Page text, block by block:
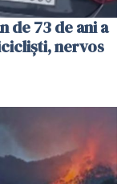
de 73 de ani a
nervos